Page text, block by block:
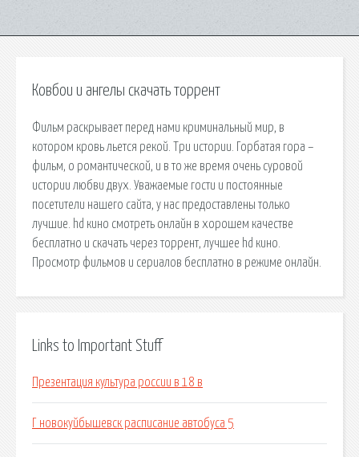
Ковбои и ангелы скачать торрент
Фильм раскрывает перед нами криминальный мир, в
котором кровь льется рекой. Три истории. Горбатая гора –
фильм, о романтической, и в то же время очень суровой
истории любви двух. Уважаемые гости и постоянные
посетители нашего сайта, у нас предоставлены только
лучшие. hd кино смотреть онлайн в хорошем качестве
бесплатно и скачать через торрент, лучшее hd кино.
Просмотр фильмов и сериалов бесплатно в режиме онлайн.
Links to Important Stuff
Презентация культура россии в 18 в
Г новокуйбышевск расписание автобуса 5